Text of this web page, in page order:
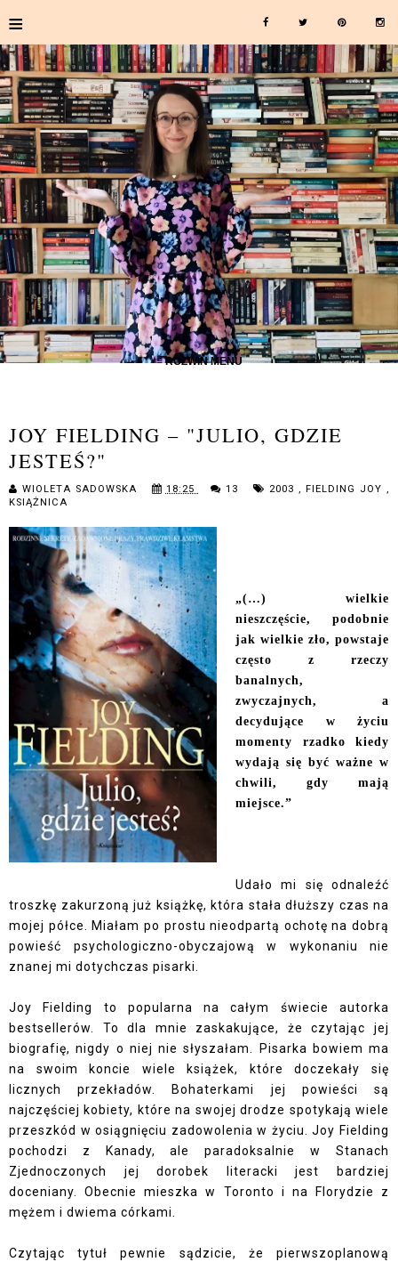
≡
≡ ROZWIŃ MENU
JOY FIELDING – "JULIO, GDZIE
JESTEŚ?"
WIOLETA SADOWSKA 18:25 13 2003, FIELDING JOY,
KSIĄŻNICA
„(…) wielkie
nieszczęście, podobnie
jak wielkie zło, powstaje
często z rzeczy
banalnych,
zwyczajnych, a
decydujące w życiu
momenty rzadko kiedy
wydają się być ważne w
chwili, gdy mają
miejsce.”
Udało mi się odnaleźć
troszkę zakurzoną już książkę, która stała dłuższy czas na
mojej półce. Miałam po prostu nieodpartą ochotę na dobrą
powieść psychologiczno-obyczajową w wykonaniu nie
znanej mi dotychczas pisarki.
Joy Fielding to popularna na całym świecie autorka
bestsellerów. To dla mnie zaskakujące, że czytając jej
biografię, nigdy o niej nie słyszałam. Pisarka bowiem ma
na swoim koncie wiele książek, które doczekały się
licznych przekładów. Bohaterkami jej powieści są
najczęściej kobiety, które na swojej drodze spotykają wiele
przeszkód w osiągnięciu zadowolenia w życiu. Joy Fielding
pochodzi z Kanady, ale paradoksalnie w Stanach
Zjednoczonych jej dorobek literacki jest bardziej
doceniany. Obecnie mieszka w Toronto i na Florydzie z
mężem i dwiema córkami.
Czytając tytuł pewnie sądzicie, że pierwszoplanową